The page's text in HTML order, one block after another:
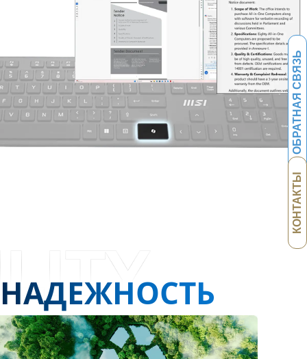
НАДЕЖНОСТЬ
ОБРАТНАЯ СВЯЗЬ
КОНТАКТЫ